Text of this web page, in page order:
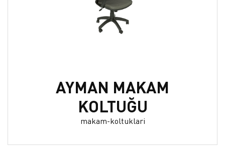
AYMAN MAKAM
KOLTUĞU
makam-koltuklari